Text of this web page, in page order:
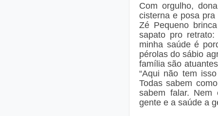
Com orgulho,
cisterna e posa
Zé Pequeno
sapato pro
minha saúde é
pérolas do sábio
família são
“Aqui não tem
Todas sabem
sabem falar.
gente e a saúde a